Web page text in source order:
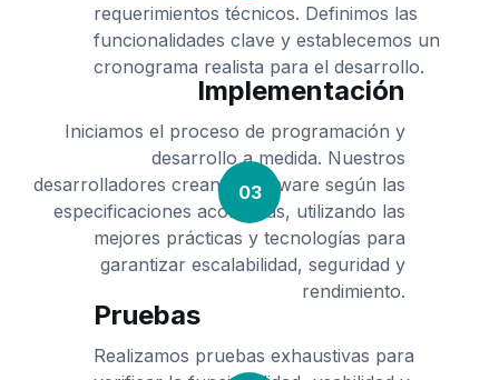
requerimientos técnicos. Definimos las
funcionalidades clave y establecemos un
cronograma realista para el desarrollo.
03
Implementación
Iniciamos el proceso de programación y
desarrollo a medida. Nuestros
desarrolladores crean el software según las
especificaciones acordadas, utilizando las
mejores prácticas y tecnologías para
garantizar escalabilidad, seguridad y
rendimiento.
Pruebas
Realizamos pruebas exhaustivas para